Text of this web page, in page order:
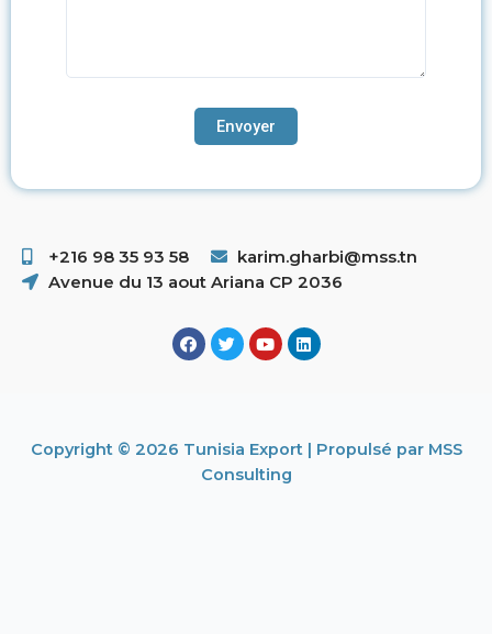
+216 98 35 93 58 ​
karim.gharbi@mss.tn
Avenue du 13 aout Ariana CP 2036
Copyright © 2026 Tunisia Export | Propulsé par MSS
Consulting